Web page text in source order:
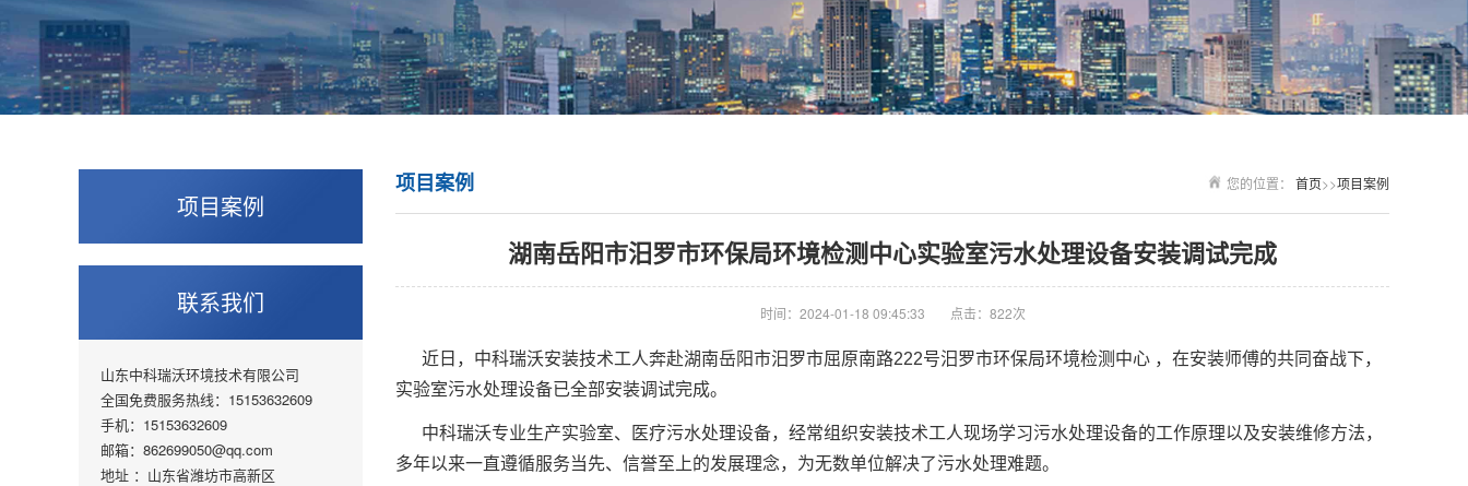
项目案例
联系我们
山东中科瑞沃环境技术有限公司
全国免费服务热线：15153632609
手机：15153632609
邮箱：862699050@qq.com
地址 ：山东省潍坊市高新区
您的位置： 首页>>项目案例
项目案例
湖南岳阳市汨罗市环保局环境检测中心实验室污水处理设备安装调试完成
时间：2024-01-18 09:45:33 点击：822次
近日，中科瑞沃安装技术工人奔赴湖南岳阳市汨罗市屈原南路222号汨罗市环保局环境检测中心 ，在安装师傅的共同奋战下，
实验室污水处理设备已全部安装调试完成。
中科瑞沃专业生产实验室、医疗污水处理设备，经常组织安装技术工人现场学习污水处理设备的工作原理以及安装维修方法，
多年以来一直遵循服务当先、信誉至上的发展理念，为无数单位解决了污水处理难题。